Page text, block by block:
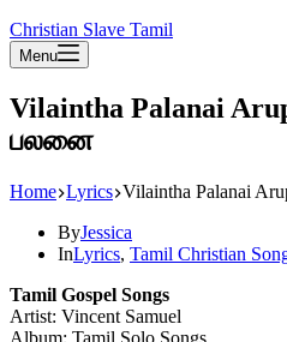
Christian Slave Tamil
Menu
Vilaintha Palanai
பலனை
Home Lyrics Vilaintha Palanai
ByJessica
InLyrics, Tamil Christian
Tamil Gospel Songs
Artist: Vincent Samuel
Album: Tamil Solo Songs